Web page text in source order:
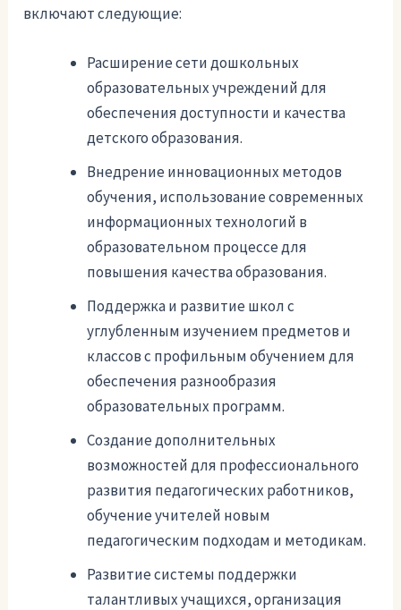
включают следующие:
Расширение сети дошкольных
образовательных учреждений для
обеспечения доступности и качества
детского образования.
Внедрение инновационных методов
обучения, использование современных
информационных технологий в
образовательном процессе для
повышения качества образования.
Поддержка и развитие школ с
углубленным изучением предметов и
классов с профильным обучением для
обеспечения разнообразия
образовательных программ.
Создание дополнительных
возможностей для профессионального
развития педагогических работников,
обучение учителей новым
педагогическим подходам и методикам.
Развитие системы поддержки
талантливых учащихся, организация